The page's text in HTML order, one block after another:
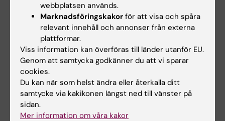
Banuja Sivapalan
Adjunkt
Telefon:
+46852483852
E-post:
banuja.sivapalan@ki.se
webbplatsen används.
Marknadsföringskakor för att visa och spåra
relevant innehåll och annonser från externa
plattformar.
Viss information kan överföras till länder utanför EU.
Genom att samtycka godkänner du att vi sparar
cookies.
Du kan när som helst ändra eller återkalla ditt
samtycke via kakikonen längst ned till vänster på
sidan.
Mer information om våra kakor